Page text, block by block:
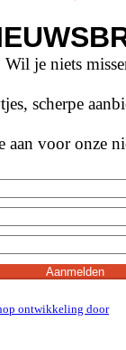
Wil je niets
scherpe
aan voor onze
ontwikkeling door